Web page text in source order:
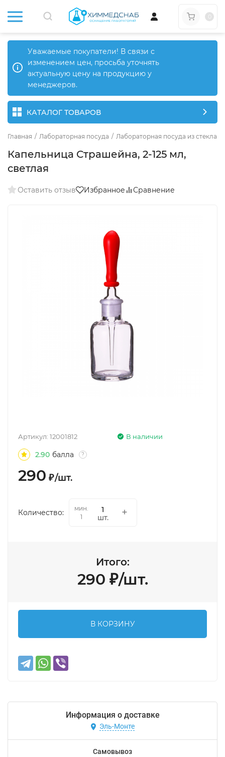
Уважаемые покупатели! В связи с
изменением цен, просьба уточнять
актуальную цену на продукцию у
менеджеров.
КАТАЛОГ ТОВАРОВ
Главная / Лабораторная посуда / Лабораторная посуда из стекла
Капельница Страшейна, 2-125 мл,
светлая
Оставить отзыв Избранное Сравнение
В наличии
Артикул: 12001812
2.90 балла ?
290 ₽/шт.
Количество:
мин.
1
шт.
Итого:
290 ₽/шт.
В КОРЗИНУ
Информация о доставке
Эль-Монте
Самовывоз